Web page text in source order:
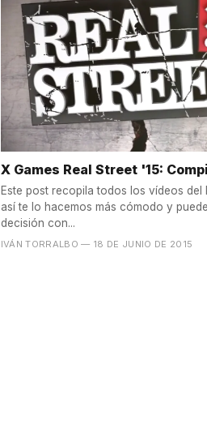
X Games Real Street '15:
Este post recopila todos los vídeos del
así te lo hacemos más cómodo y
decisión con...
IVÁN TORRALBO — 18 DE JUNIO DE 2015